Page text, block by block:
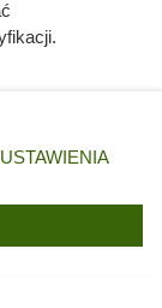
Niektóre
takiemu
tylko
USTAWIENIA